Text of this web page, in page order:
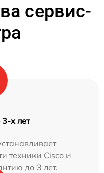
сервис-
х лет
техники Cisco и
до 3 лет.